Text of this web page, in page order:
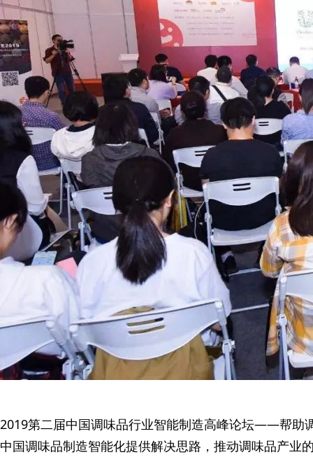
2019第二届中国调味品行业智能制造高峰论坛——帮助
中国调味品制造智能化提供解决思路，推动调味品产业